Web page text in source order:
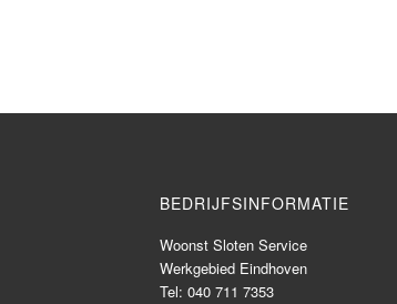
BEDRIJFSINFORMATIE
Woonst Sloten Service
Werkgebied Eindhoven
Tel: 040 711 7353